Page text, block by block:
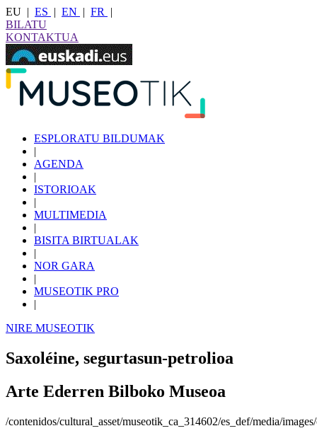
EU | ES | EN | FR
|
BILATU
KONTAKTUA
ESPLORATU BILDUMAK
|
AGENDA
|
ISTORIOAK
|
MULTIMEDIA
|
BISITA BIRTUALAK
|
NOR GARA
|
MUSEOTIK PRO
|
NIRE MUSEOTIK
Saxoléine, segurtasun-petrolioa
Arte Ederren Bilboko Museoa
/contenidos/cultural_asset/museotik_ca_314602/es_def/media/